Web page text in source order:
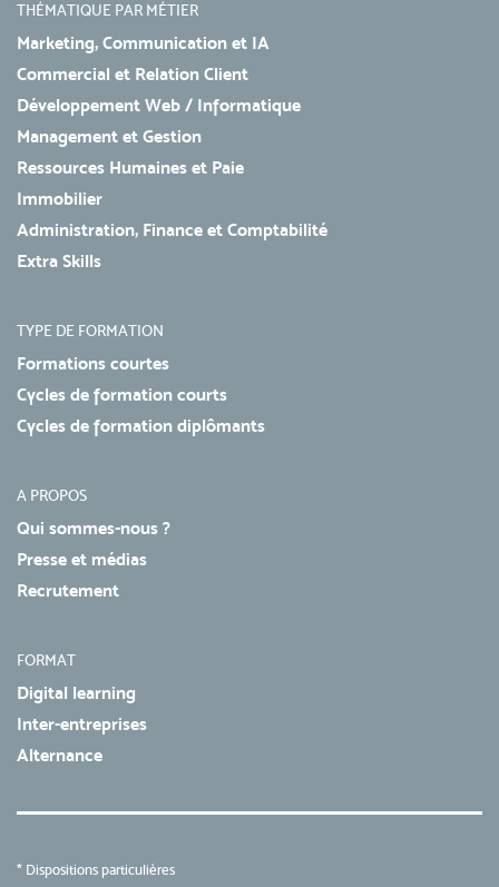
THÉMATIQUE PAR MÉTIER
Marketing, Communication et IA
Commercial et Relation Client
Développement Web / Informatique
Management et Gestion
Ressources Humaines et Paie
Immobilier
Administration, Finance et Comptabilité
Extra Skills
TYPE DE FORMATION
Formations courtes
Cycles de formation courts
Cycles de formation diplômants
A PROPOS
Qui sommes-nous ?
Presse et médias
Recrutement
FORMAT
Digital learning
Inter-entreprises
Alternance
* Dispositions particulières